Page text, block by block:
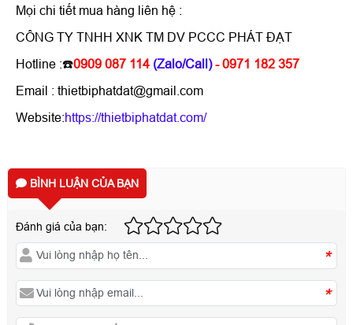
Mọi chi tiết mua hàng liên hệ :
CÔNG TY TNHH XNK TM DV PCCC PHÁT ĐẠT
Hotline :☎️0909 087 114 (Zalo/Call) - 0971 182 357
Email : thietbiphatdat@gmail.com
Website:https://thietbiphatdat.com/
BÌNH LUẬN CỦA BẠN
Đánh giá của bạn:
*
*